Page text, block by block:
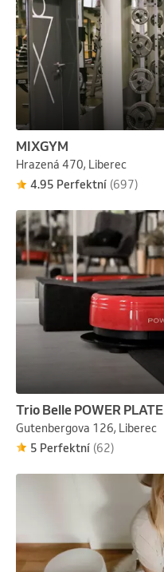
MIXGYM
Hrazená 470, Liberec
4.95 Perfektní (697)
Trio Belle POWER PLATE
Gutenbergova 126, Liberec
5 Perfektní (62)